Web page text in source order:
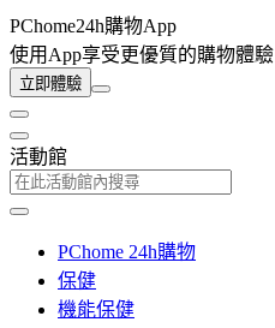
PChome24h購物App
使用App享受更優質的購物體驗
立即體驗
活動館
PChome 24h購物
保健
機能保健